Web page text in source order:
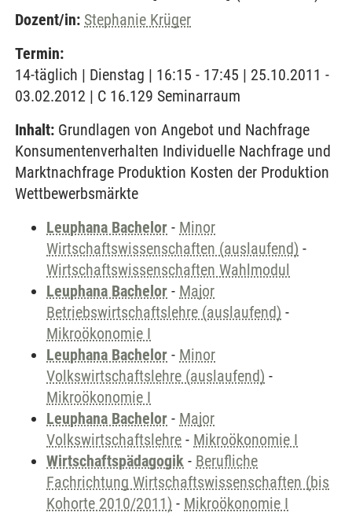
Dozent/in: Stephanie Krüger
Termin:
14-täglich | Dienstag | 16:15 - 17:45 | 25.10.2011 -
03.02.2012 | C 16.129 Seminarraum
Inhalt: Grundlagen von Angebot und Nachfrage
Konsumentenverhalten Individuelle Nachfrage und
Marktnachfrage Produktion Kosten der Produktion
Wettbewerbsmärkte
Leuphana Bachelor - Minor
Wirtschaftswissenschaften (auslaufend) -
Wirtschaftswissenschaften Wahlmodul
Leuphana Bachelor - Major
Betriebswirtschaftslehre (auslaufend) -
Mikroökonomie I
Leuphana Bachelor - Minor
Volkswirtschaftslehre (auslaufend) -
Mikroökonomie I
Leuphana Bachelor - Major
Volkswirtschaftslehre - Mikroökonomie I
Wirtschaftspädagogik - Berufliche
Fachrichtung Wirtschaftswissenschaften (bis
Kohorte 2010/2011) - Mikroökonomie I